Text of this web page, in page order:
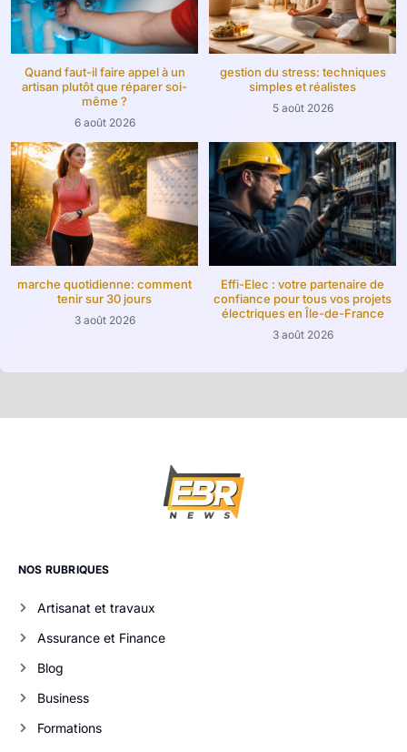
Quand faut-il faire appel à un
artisan plutôt que réparer soi-
même ?
6 août 2026
gestion du stress: techniques
simples et réalistes
5 août 2026
marche quotidienne: comment
tenir sur 30 jours
3 août 2026
Effi-Elec : votre partenaire de
confiance pour tous vos projets
électriques en Île-de-France
3 août 2026
NOS RUBRIQUES
Artisanat et travaux
Assurance et Finance
Blog
Business
Formations